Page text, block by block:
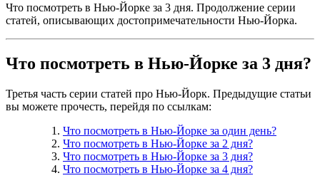
Что посмотреть в Нью-Йорке за 3 дня. Продолжение серии
статей, описывающих достопримечательности Нью-Йорка.
Что посмотреть в Нью-Йорке за 3 дня?
Третья часть серии статей про Нью-Йорк. Предыдущие статьи
вы можете прочесть, перейдя по ссылкам:
Что посмотреть в Нью-Йорке за один день?
Что посмотреть в Нью-Йорке за 2 дня?
Что посмотреть в Нью-Йорке за 3 дня?
Что посмотреть в Нью-Йорке за 4 дня?